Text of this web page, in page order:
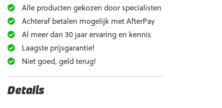
Alle producten gekozen door specialisten
Achteraf betalen mogelijk met AfterPay
Al meer dan 30 jaar ervaring en kennis
Laagste prijsgarantie!
Niet goed, geld terug!
Details